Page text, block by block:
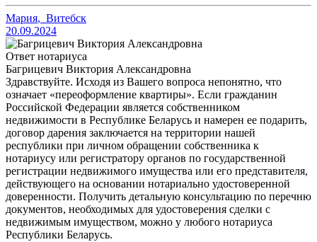
Мария, Витебск
20.09.2024
Ответ нотариуса
Багрицевич Виктория Александровна
Здравствуйте. Исходя из Вашего вопроса непонятно, что
означает «переоформление квартиры». Если гражданин
Российской Федерации является собственником
недвижимости в Республике Беларусь и намерен ее подарить,
договор дарения заключается на территории нашей
республики при личном обращении собственника к
нотариусу или регистратору органов по государственной
регистрации недвижимого имущества или его представителя,
действующего на основании нотариально удостоверенной
доверенности. Получить детальную консультацию по перечню
документов, необходимых для удостоверения сделки с
недвижимым имуществом, можно у любого нотариуса
Республики Беларусь.